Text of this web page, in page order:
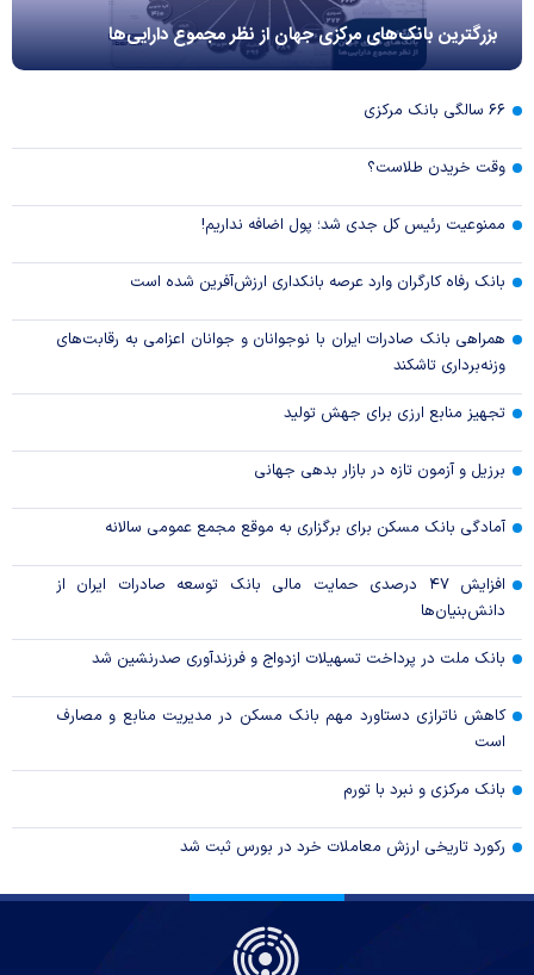
بزرگترین بانک‌های مرکزی جهان از نظر مجموع دارایی‌ها
۶۶ سالگی بانک مرکزی
وقت خریدن طلاست؟
ممنوعیت رئیس کل جدی شد؛ پول اضافه نداریم!
بانک رفاه کارگران وارد عرصه بانکداری ارزش‌آفرین شده است
همراهی بانک صادرات ایران با نوجوانان و جوانان اعزامی به رقابت‌های
وزنه‌برداری تاشکند
تجهیز منابع ارزی برای جهش تولید
برزیل و آزمون تازه در بازار بدهی جهانی
آمادگی بانک مسکن برای برگزاری به موقع مجمع عمومی سالانه
افزایش ۴۷ درصدی حمایت مالی بانک توسعه صادرات ایران از
دانش‌بنیان‌ها
بانک ملت در پرداخت تسهیلات ازدواج و فرزندآوری صدرنشین شد
کاهش ناترازی دستاورد مهم بانک مسکن در مدیریت منابع و مصارف
است
بانک مرکزی و نبرد با تورم
رکورد تاریخی ارزش معاملات خرد در بورس ثبت شد